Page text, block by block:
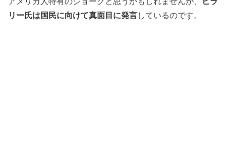
リー氏は国民に向けて真面目に発言しているのです。